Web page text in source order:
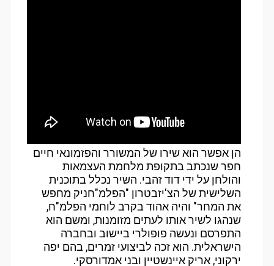
הן אפשר הוא שירו של המשורר והפזמונאי חיים
חפר שנכתב בתקופת מלחמת העצמאות
והולחן על ידי דוד זהבי. השיר נכלל בתוכנית
השלישית של הצ'יזבטרון "הפלמ"חניק מחפש
את המחר" והיה אהוד בקרב לוחמי הפלמ"ח,
שנהגו לשיר אותו לעתים מזומנות, ומשם הוא
התפרסם ונעשה פופולרי ביישוב ובחברה
הישראלית. הוא זכה לביצועי זמרים, בהם יפה
ירקוני, אריק איינשטיין ובני אמדורסקי.